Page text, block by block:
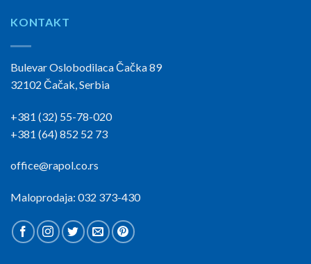
KONTAKT
Bulevar Oslobodilaca Čačka 89
32102 Čačak, Serbia
+381 (32) 55-78-020
+381 (64) 852 52 73
office@rapol.co.rs
Maloprodaja: 032 373-430